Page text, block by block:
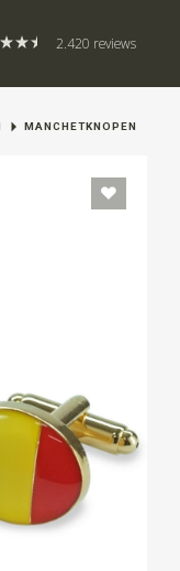
2.420 reviews
MANCHETKNOPEN